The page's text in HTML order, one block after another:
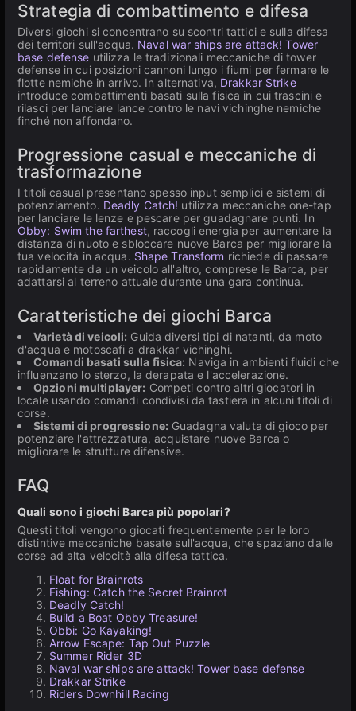
Strategia di combattimento e difesa
Diversi giochi si concentrano su scontri tattici e sulla difesa
dei territori sull'acqua. Naval war ships are attack! Tower
base defense utilizza le tradizionali meccaniche di tower
defense in cui posizioni cannoni lungo i fiumi per fermare le
flotte nemiche in arrivo. In alternativa, Drakkar Strike
introduce combattimenti basati sulla fisica in cui trascini e
rilasci per lanciare lance contro le navi vichinghe nemiche
finché non affondano.
Progressione casual e meccaniche di
trasformazione
I titoli casual presentano spesso input semplici e sistemi di
potenziamento. Deadly Catch! utilizza meccaniche one-tap
per lanciare le lenze e pescare per guadagnare punti. In
Obby: Swim the farthest, raccogli energia per aumentare la
distanza di nuoto e sbloccare nuove Barca per migliorare la
tua velocità in acqua. Shape Transform richiede di passare
rapidamente da un veicolo all'altro, comprese le Barca, per
adattarsi al terreno attuale durante una gara continua.
Caratteristiche dei giochi Barca
Varietà di veicoli: Guida diversi tipi di natanti, da moto
d'acqua e motoscafi a drakkar vichinghi.
Comandi basati sulla fisica: Naviga in ambienti fluidi che
influenzano lo sterzo, la derapata e l'accelerazione.
Opzioni multiplayer: Competi contro altri giocatori in
locale usando comandi condivisi da tastiera in alcuni titoli di
corse.
Sistemi di progressione: Guadagna valuta di gioco per
potenziare l'attrezzatura, acquistare nuove Barca o
migliorare le strutture difensive.
FAQ
Quali sono i giochi Barca più popolari?
Questi titoli vengono giocati frequentemente per le loro
distintive meccaniche basate sull'acqua, che spaziano dalle
corse ad alta velocità alla difesa tattica.
Float for Brainrots
Fishing: Catch the Secret Brainrot
Deadly Catch!
Build a Boat Obby Treasure!
Obbi: Go Kayaking!
Arrow Escape: Tap Out Puzzle
Summer Rider 3D
Naval war ships are attack! Tower base defense
Drakkar Strike
Riders Downhill Racing